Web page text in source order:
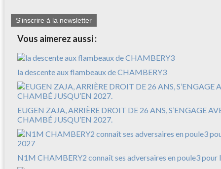
S'inscrire à la newsletter
Vous aimerez aussi :
la descente aux flambeaux de CHAMBERY3
EUGEN ZAJA, ARRIÈRE DROIT DE 26 ANS, S’ENGAGE
CHAMBÉ JUSQU’EN 2027.
N1M CHAMBERY2 connaît ses adversaires en poule3 pour